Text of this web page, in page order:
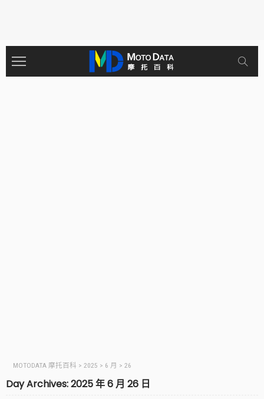
MOTODATA 摩托百科 > 2025 > 6 月 > 26
Day Archives: 2025 年 6 月 26 日